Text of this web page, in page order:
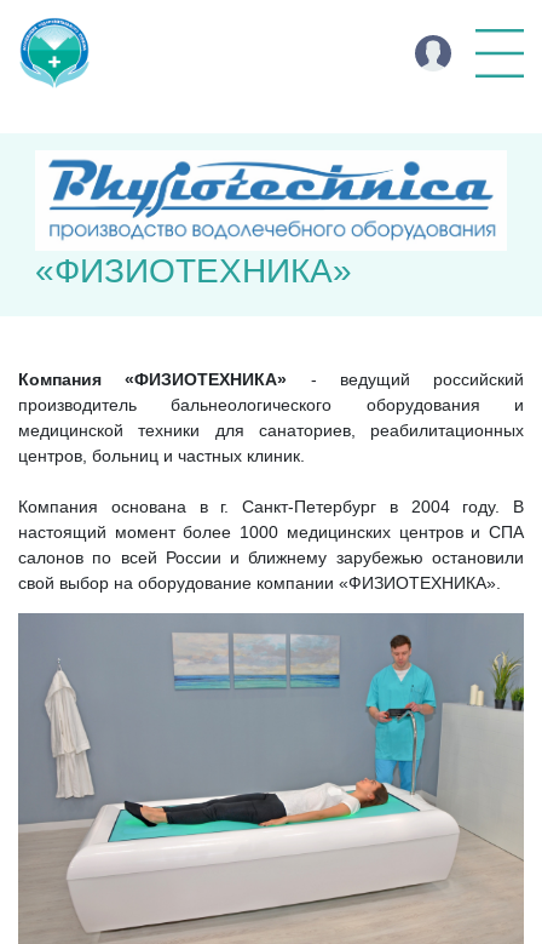
«ФИЗИОТЕХНИКА»
Компания «ФИЗИОТЕХНИКА» - ведущий российский
производитель бальнеологического оборудования и
медицинской техники для санаториев, реабилитационных
центров, больниц и частных клиник.
Компания основана в г. Санкт-Петербург в 2004 году. В
настоящий момент более 1000 медицинских центров и СПА
салонов по всей России и ближнему зарубежью остановили
свой выбор на оборудование компании «ФИЗИОТЕХНИКА».